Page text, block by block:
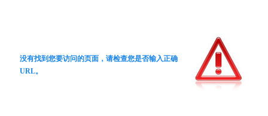
没有找到您要访问的页面，请检查您是否输入正确
URL。